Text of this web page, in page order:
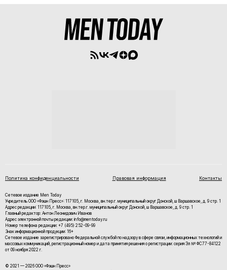
Политика конфиденциальности Правовая информация Контакты
Сетевое издание Men Today
Учредитель ООО «Фэшн Пресс»: 117105, г. Москва, вн.тер.г. муниципальный округ Донской, ш Варшавское, д. 9 стр. 1
Адрес редакции: 117105, г. Москва, вн.тер.г. муниципальный округ Донской, ш Варшавское, д. 9 стр. 1
Главный редактор: Антон Леонидович Иванов
Адрес электронной почты редакции: info@mentoday.ru
Номер телефона редакции: +7 (495) 252-09-99
Знак информационной продукции: 16+
Cетевое издание зарегистрировано Федеральной службой по надзору в сфере связи, информационных технологий и
массовых коммуникаций, регистрационный номер и дата принятия решения о регистрации: серия Эл № ФС77-84122
от 09 ноября 2022 г.
© 2021 — 2026 ООО «Фэшн Пресс»